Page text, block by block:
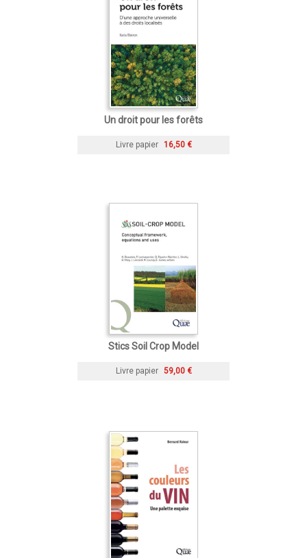
Un droit pour les forêts
Livre papier 16,50 €
Stics Soil Crop Model
Livre papier 59,00 €